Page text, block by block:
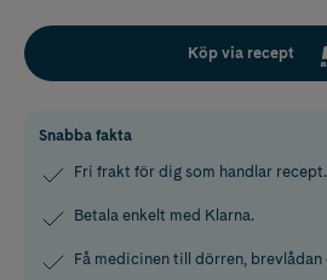
Köp via recept
Snabba fakta
Fri frakt för dig som handlar recept.
Betala enkelt med Klarna.
Få medicinen till dörren, brevlådan